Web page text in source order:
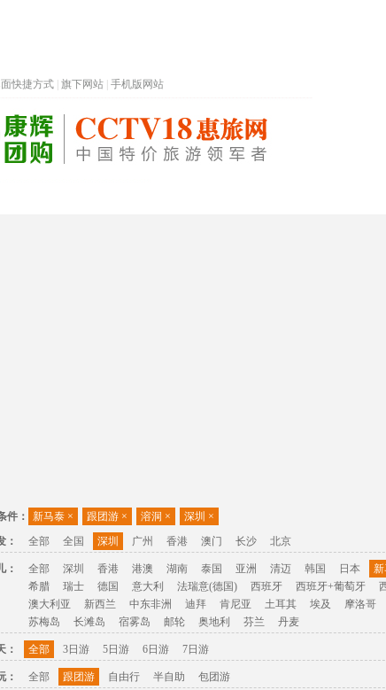
快捷方式 旗下网站 手机版网站
件： 新马泰 × 跟团游 × 溶洞 × 深圳 ×
：
全部 全国 深圳 广州 香港 澳门 长沙 北京
： 全部 深圳 香港 港澳 湖南 泰国 亚洲 清迈 韩国 日本 新
希腊
瑞士 德国 意大利 法瑞意(德国) 西班牙 西班牙+葡萄牙
澳大利亚
新西兰 中东非洲 迪拜 肯尼亚 土耳其 埃及 摩洛哥
苏梅岛
长滩岛 宿雾岛 邮轮 奥地利 芬兰 丹麦
： 全部 3日游 5日游 6日游 7日游
： 全部 跟团游 自由行 半自助 包团游